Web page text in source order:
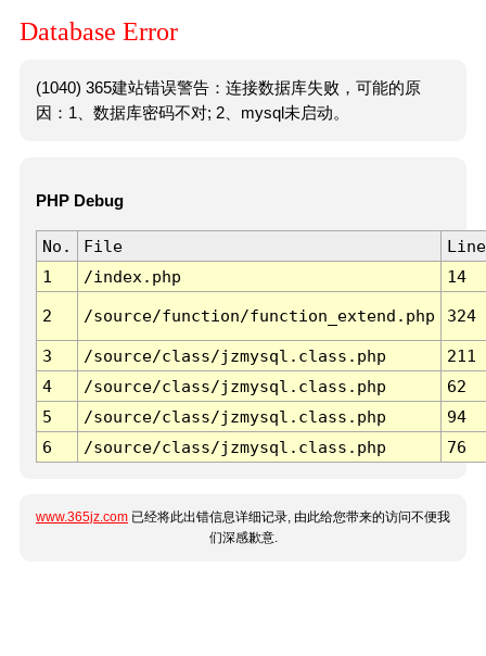
Database Error
(1040) 365建站错误警告：连接数据库失败，可能的原
因：1、数据库密码不对; 2、mysql未启动。
PHP Debug
No. File
Line
1
/index.php 14
2 /source/function/function_extend.php 324
3 /source/class/jzmysql.class.php
211
4
/source/class/jzmysql.class.php
62
5
/source/class/jzmysql.class.php
94
6
/source/class/jzmysql.class.php 76
www.365jz.com 已经将此出错信息详细记录, 由此给您带来的访问不便我
们深感歉意.